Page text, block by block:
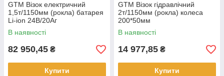
GTM Візок електричний
1,5т/1150мм (рокла) батарея
Li-ion 24В/20Аг
В наявності
82 950,45 ₴
Купити
GTM Візок гідравлічний
2т/1150мм (рокла) колеса
200*50мм
В наявності
14 977,85 ₴
Купити